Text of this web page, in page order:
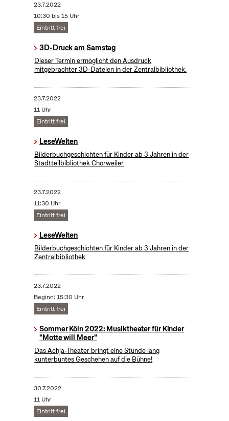
23.7.2022
10:30 bis 15 Uhr
Eintritt frei
3D-Druck am Samstag
Dieser Termin ermöglicht den Ausdruck
mitgebrachter 3D-Dateien in der Zentralbibliothek.
23.7.2022
11 Uhr
Eintritt frei
LeseWelten
Bilderbuchgeschichten für Kinder ab 3 Jahren in der
Stadtteilbibliothek Chorweiler
23.7.2022
11:30 Uhr
Eintritt frei
LeseWelten
Bilderbuchgeschichten für Kinder ab 3 Jahren in der
Zentralbibliothek
23.7.2022
Beginn: 15:30 Uhr
Eintritt frei
Sommer Köln 2022: Musiktheater für Kinder
"Motte will Meer"
Das Achja-Theater bringt eine Stunde lang
kunterbuntes Geschehen auf die Bühne!
30.7.2022
11 Uhr
Eintritt frei